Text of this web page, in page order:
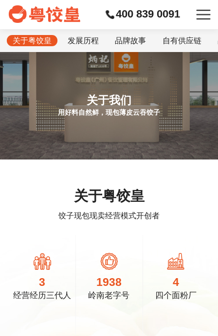
400 839 0091
关于粤饺皇 发展历程 品牌故事 自有供应链
关于我们
用好料自然鲜，现包薄皮云吞饺子
关于粤饺皇
饺子现包现卖经营模式开创者
3
经营经历三代人
1938
岭南老字号
4
四个面粉厂